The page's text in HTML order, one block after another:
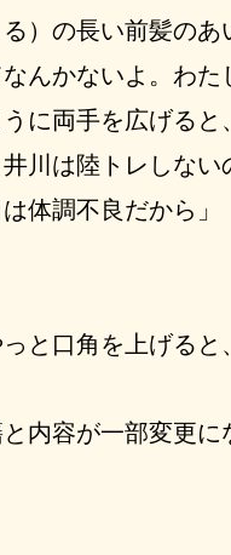
）の長い前髪のあ
なんかないよ。わ
に両手を広げると
井川は陸トレしな
体調不良だから」
と口角を上げると
内容が一部変更に